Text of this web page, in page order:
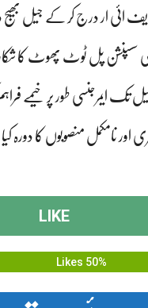
ائی ار درج کر کے جیل بھیج
بھی سسپنشن پل ٹوٹ پھوٹ کا
تک ایمرجنسی طور پر خیمے
اور نامکمل منصوبوں کا دورہ
LIKE
50% Likes